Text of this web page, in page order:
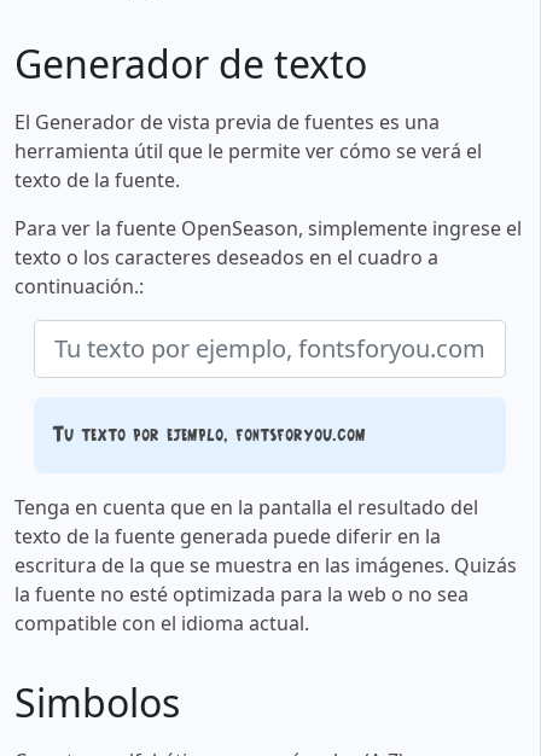
Generador de texto
El Generador de vista previa de fuentes es una
herramienta útil que le permite ver cómo se verá el
texto de la fuente.
Para ver la fuente OpenSeason, simplemente ingrese el
texto o los caracteres deseados en el cuadro a
continuación.:
Tu texto por ejemplo, fontsforyou.com
Tenga en cuenta que en la pantalla el resultado del
texto de la fuente generada puede diferir en la
escritura de la que se muestra en las imágenes. Quizás
la fuente no esté optimizada para la web o no sea
compatible con el idioma actual.
Simbolos